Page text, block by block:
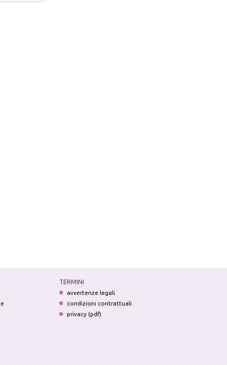
TERMINI
avvertenze legali
condizioni contrattuali
privacy (pdf)